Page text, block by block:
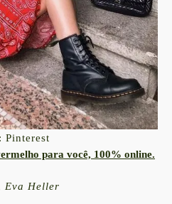
Pinterest
para você, 100% online.
Eva Heller